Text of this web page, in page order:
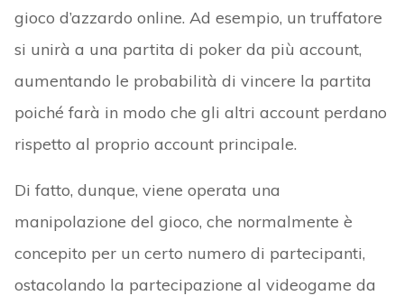
gioco d’azzardo online. Ad esempio, un truffatore
si unirà a una partita di poker da più account,
aumentando le probabilità di vincere la partita
poiché farà in modo che gli altri account perdano
rispetto al proprio account principale.
Di fatto, dunque, viene operata una
manipolazione del gioco, che normalmente è
concepito per un certo numero di partecipanti,
ostacolando la partecipazione al videogame da